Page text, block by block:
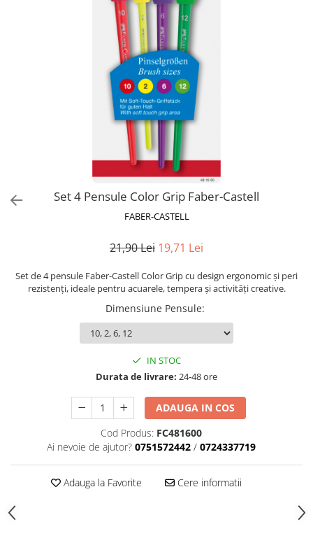
Caiete Studențești
Caiete Tip II
Instrumente de scris și desen
Brush Pen-uri
Creioane colorate
Mine pentru creioane mecanice
Măsurare și trasare
Set 4 Pensule Color Grip Faber-Castell
FABER-CASTELL
21,90 Lei 19,71 Lei
Set de 4 pensule Faber-Castell Color Grip cu design ergonomic și peri
rezistenți, ideale pentru acuarele, tempera și activități creative.
Dimensiune Pensule:
IN STOC
Durata de livrare: 24-48 ore
ADAUGA IN COS
Cod Produs: FC481600
Ai nevoie de ajutor? 0751572442 / 0724337719
Adauga la Favorite Cere informatii